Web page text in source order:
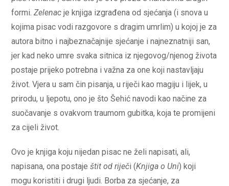
formi.Zelenacje knjiga izgrađena od sjećanja (i snova u
kojima pisac vodi razgovore s dragim umrlim) u kojoj je za
autora bitno i najbeznačajnije sjećanje i najneznatniji san,
jer kad neko umre svaka sitnica iz njegovog/njenog života
postaje prijeko potrebna i važna za one koji nastavljaju
život. Vjera u sam čin pisanja, u riječi kao magiju i lijek, u
prirodu, u ljepotu, ono je što Šehić navodi kao načine za
suočavanje s ovakvom traumom gubitka, koja te promijeni
za cijeli život.
Ovo je knjiga koju nijedan pisac ne želi napisati, ali,
napisana, ona postaještit od riječi (Knjiga o Uni) koji
mogu koristiti i drugi ljudi. Borba za sjećanje, za